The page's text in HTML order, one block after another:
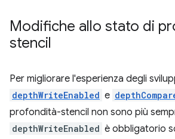
Modifiche allo stato di
stencil
Per migliorare l'esperienza degli
depthWriteEnabled e
profondità-stencil non sono più
depthWriteEnabled è obbligatorio